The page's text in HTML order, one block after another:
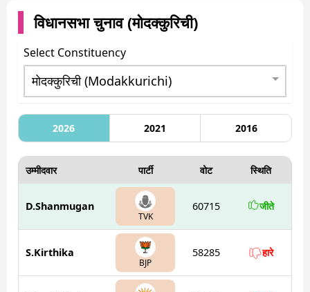
विधानसभा चुनाव (मोदक्कुरिची)
Select Constituency
2026 2021 2016
उम्मीदवार पार्टी वोट स्थिति
D.Shanmugan
TVK
60715 जीते
S.Kirthika
BJP
58285 हारे